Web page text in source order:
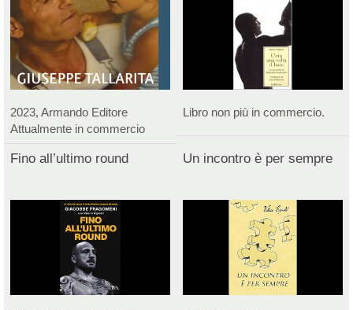
2023, Armando Editore
Attualmente in commercio
Libro non più in commercio.
Fino all’ultimo round Un incontro è per sempre